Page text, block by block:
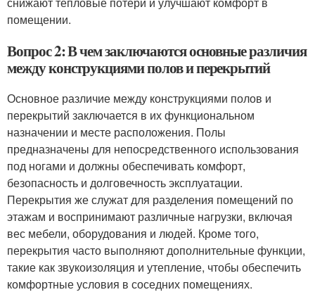
помещении.
Вопрос 2: В чем заключаются основные различия
между конструкциями полов и перекрытий
Основное различие между конструкциями полов и
перекрытий заключается в их функциональном
назначении и месте расположения. Полы
предназначены для непосредственного использования
под ногами и должны обеспечивать комфорт,
безопасность и долговечность эксплуатации.
Перекрытия же служат для разделения помещений по
этажам и воспринимают различные нагрузки, включая
вес мебели, оборудования и людей. Кроме того,
перекрытия часто выполняют дополнительные функции,
такие как звукоизоляция и утепление, чтобы обеспечить
комфортные условия в соседних помещениях.